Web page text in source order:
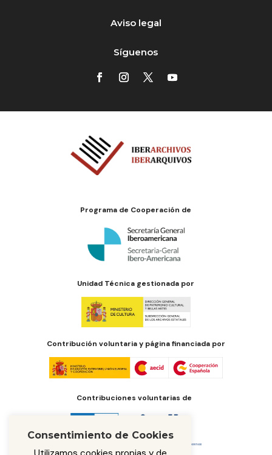
Aviso legal
Síguenos
Programa de Cooperación de
Unidad Técnica gestionada por
Contribución voluntaria y página financiada por
Contribuciones voluntarias de
Consentimiento de Cookies